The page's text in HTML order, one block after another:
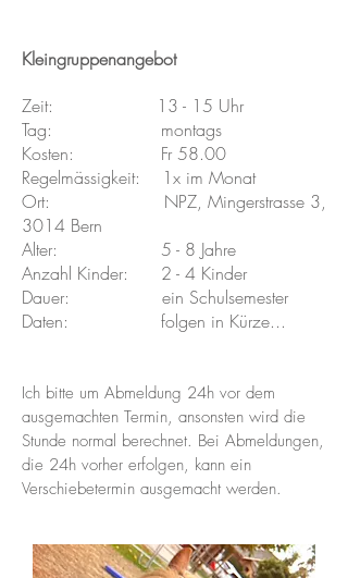
Kleingruppenangebot
Zeit: 13 - 15 Uhr
Tag: montags
Kosten: Fr 58.00
Regelmässigkeit: 1x im Monat
Ort: NPZ, Mingerstrasse 3,
3014 Bern
Alter: 5 - 8 Jahre
Anzahl Kinder: 2 - 4 Kinder
Dauer: ein Schulsemester
Daten: folgen in Kürze...
Ich bitte um Abmeldung 24h vor dem
ausgemachten Termin, ansonsten wird die
Stunde normal berechnet. Bei Abmeldungen,
die 24h vorher erfolgen, kann ein
Verschiebetermin ausgemacht werden.